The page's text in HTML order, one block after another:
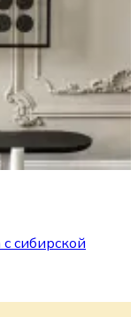
сибирской